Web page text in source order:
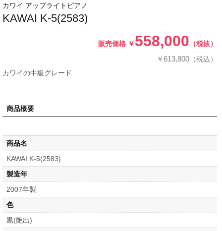
カワイ アップライトピアノ
KAWAI K-5(2583)
販売価格 ￥558,000 （税抜）
￥613,800 （税込）
カワイの中級グレード
商品概要
商品名
KAWAI K-5(2583)
製造年
2007年製
色
黒(艶出)